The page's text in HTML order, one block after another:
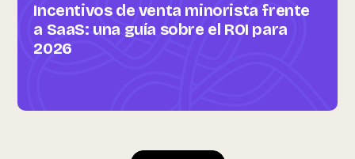
Incentivos de venta minorista frente
a SaaS: una guía sobre el ROI para
2026